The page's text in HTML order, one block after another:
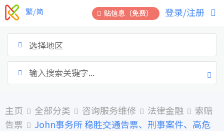
跳
到
贴信息（免费） 登录/注册
繁/简
选择地区
主页 全部分类 咨询服务维修 法律金融
索赔
告票
John事务所 稳胜交通告票、刑事案件、高危